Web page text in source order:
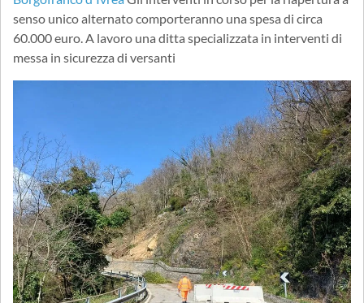
senso unico alternato comporteranno una spesa di circa
60.000 euro. A lavoro una ditta specializzata in interventi di
messa in sicurezza di versanti